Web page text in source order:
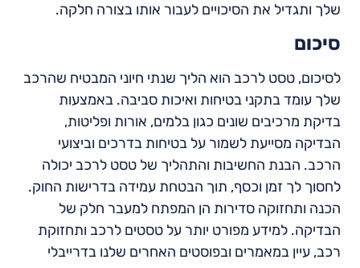
שלך ותגדיל את הסיכויים לעבור אותו בצורה חלקה.
סיכום
לסיכום, טסט לרכב הוא הליך שנתי חיוני המבטיח שהרכב
שלך עומד בתקני בטיחות ואיכות סביבה. באמצעות
בדיקת מרכיבים שונים כגון בלמים, אורות ופליטות,
הבדיקה מסייעת לשמור על בטיחות בדרכים וביצועי
הרכב. הבנת החשיבות והתהליך של טסט לרכב יכולה
לחסוך לך זמן וכסף, תוך הבטחת עמידה בדרישות החוק.
הכנה ותחזוקה סדירות הן המפתח למעבר חלק של
הבדיקה. למידע מפורט יותר על טסטים לרכב ותחזוקת
רכב, עיין במאמרים ובפוסטים האחרים שלנו בדרייבלי